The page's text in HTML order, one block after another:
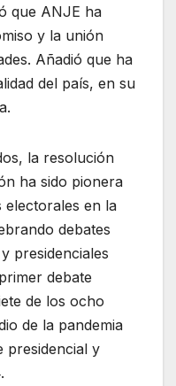
que ANJE ha
y la unión
Añadió que ha
del país, en su
la resolución
ha sido pionera
electorales en la
debates
presidenciales
debate
de los ocho
de la pandemia
presidencial y